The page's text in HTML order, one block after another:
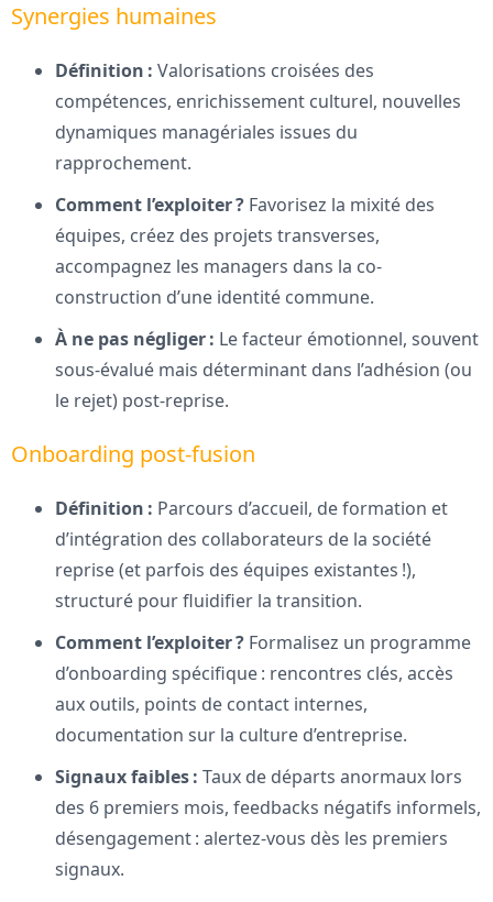
Synergies humaines
Définition : Valorisations croisées des
compétences, enrichissement culturel, nouvelles
dynamiques managériales issues du
rapprochement.
Comment l’exploiter ? Favorisez la mixité des
équipes, créez des projets transverses,
accompagnez les managers dans la co-
construction d’une identité commune.
À ne pas négliger : Le facteur émotionnel, souvent
sous-évalué mais déterminant dans l’adhésion (ou
le rejet) post-reprise.
Onboarding post-fusion
Définition : Parcours d’accueil, de formation et
d’intégration des collaborateurs de la société
reprise (et parfois des équipes existantes !),
structuré pour fluidifier la transition.
Comment l’exploiter ? Formalisez un programme
d’onboarding spécifique : rencontres clés, accès
aux outils, points de contact internes,
documentation sur la culture d’entreprise.
Signaux faibles : Taux de départs anormaux lors
des 6 premiers mois, feedbacks négatifs informels,
désengagement : alertez-vous dès les premiers
signaux.